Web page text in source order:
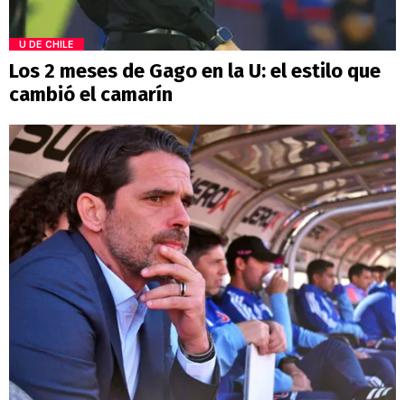
U DE CHILE
Los 2 meses de Gago en la U: el estilo que
cambió el camarín